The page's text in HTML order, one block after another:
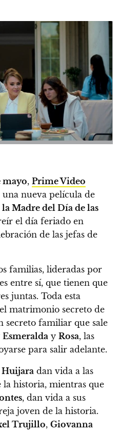
mayo, Prime Video
nueva película de
la Madre del Día de las
el día feriado en
de las jefas de
familias, lideradas por
entre sí, que tienen que
juntas. Toda esta
matrimonio secreto de
secreto familiar que sale
Esmeralda y Rosa, las
para salir adelante.
dan vida a las
la historia, mientras que
, dan vida a sus
joven de la historia.
Trujillo, Giovanna